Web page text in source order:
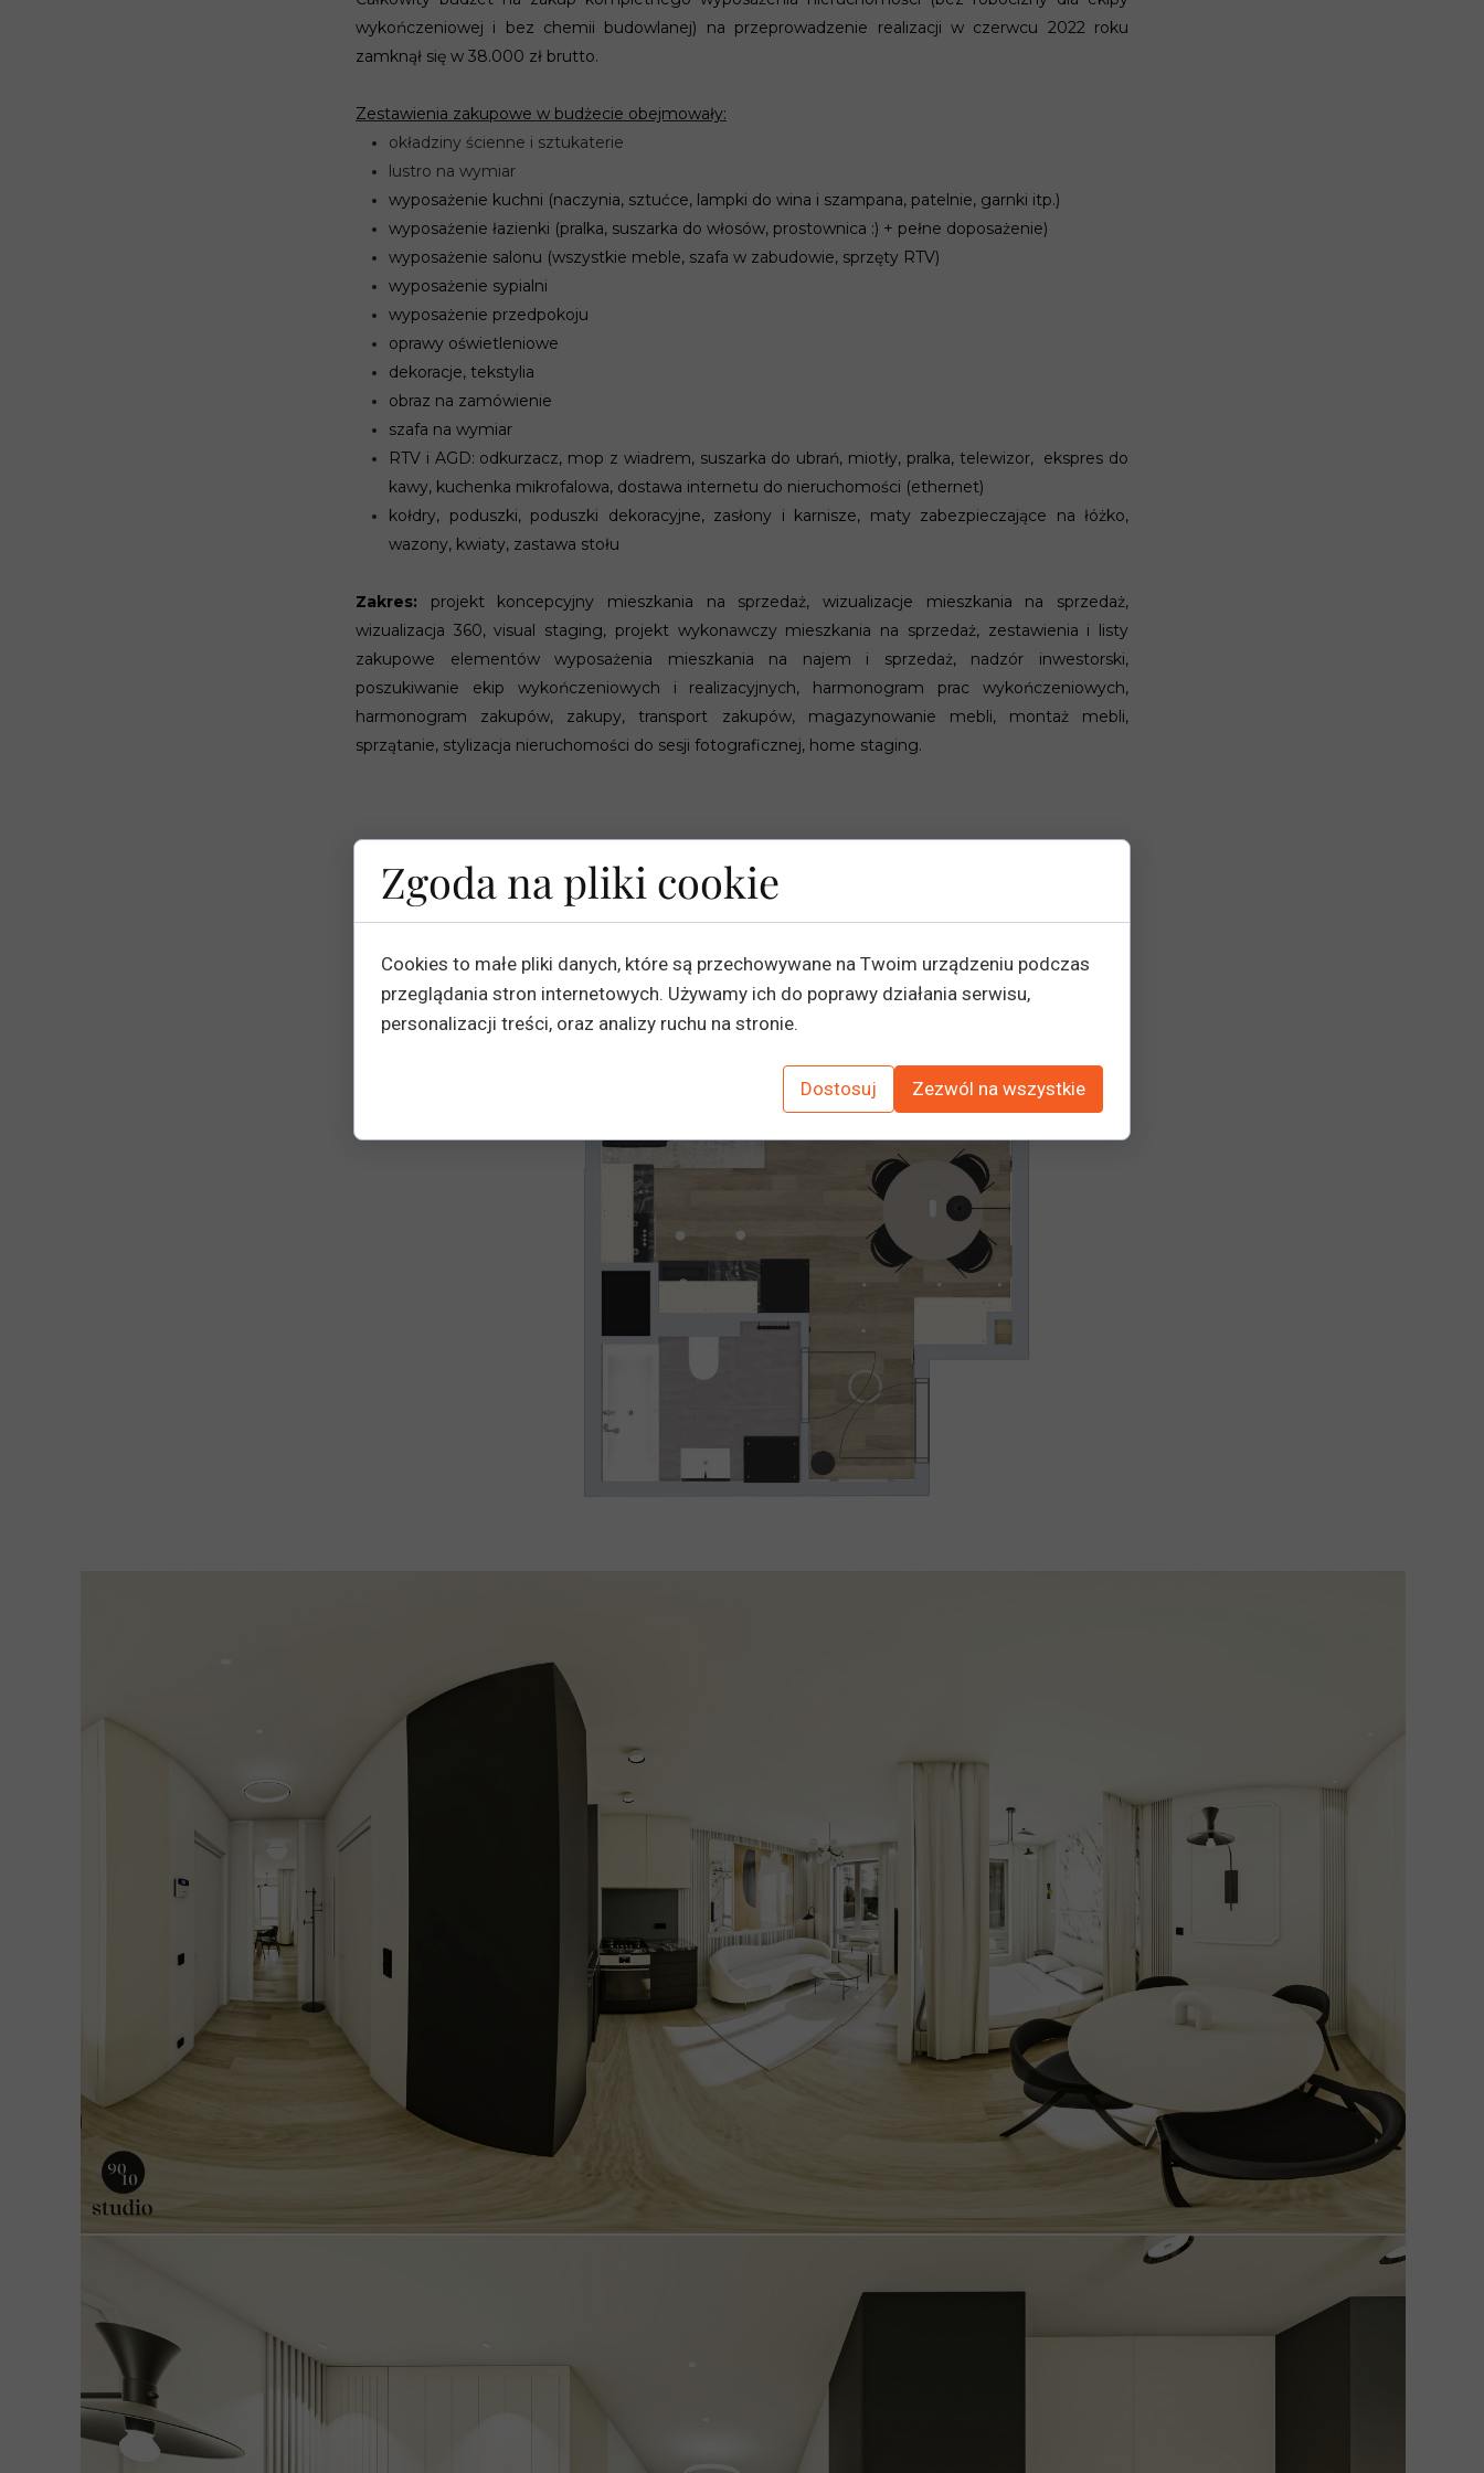
wykończeniowej i bez chemii budowlanej) na przeprowadzenie realizacji w czerwcu 2022 roku
zamknął się w 38.000 zł brutto.
Zestawienia zakupowe w budżecie obejmowały:
okładziny ścienne i sztukaterie
lustro na wymiar
wyposażenie kuchni (naczynia, sztućce, lampki do wina i szampana, patelnie, garnki itp.)
wyposażenie łazienki (pralka, suszarka do włosów, prostownica :) + pełne doposażenie)
wyposażenie salonu (wszystkie meble, szafa w zabudowie, sprzęty RTV)
wyposażenie sypialni
wyposażenie przedpokoju
oprawy oświetleniowe
dekoracje, tekstylia
obraz na zamówienie
szafa na wymiar
RTV i AGD: odkurzacz, mop z wiadrem, suszarka do ubrań, miotły, pralka, telewizor, ekspres do
kawy, kuchenka mikrofalowa, dostawa internetu do nieruchomości (ethernet)
kołdry, poduszki, poduszki dekoracyjne, zasłony i karnisze, maty zabezpieczające na łóżko,
wazony, kwiaty, zastawa stołu
Zakres: projekt koncepcyjny mieszkania na sprzedaż, wizualizacje mieszkania na sprzedaż,
wizualizacja 360, visual staging, projekt wykonawczy mieszkania na sprzedaż, zestawienia i listy
zakupowe elementów wyposażenia mieszkania na najem i sprzedaż, nadzór inwestorski,
poszukiwanie ekip wykończeniowych i realizacyjnych, harmonogram prac wykończeniowych,
harmonogram zakupów, zakupy, transport zakupów, magazynowanie mebli, montaż mebli,
sprzątanie, stylizacja nieruchomości do sesji fotograficznej, home staging.
Zgoda na pliki cookie
Cookies to małe pliki danych, które są przechowywane na Twoim urządzeniu podczas
przeglądania stron internetowych. Używamy ich do poprawy działania serwisu,
personalizacji treści, oraz analizy ruchu na stronie.
Dostosuj Zezwól na wszystkie